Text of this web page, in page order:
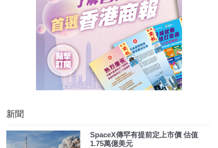
新聞
SpaceX傳罕有提前定上市價 估值
1.75萬億美元